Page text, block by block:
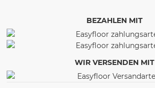
BEZAHLEN MIT
WIR VERSENDEN MIT